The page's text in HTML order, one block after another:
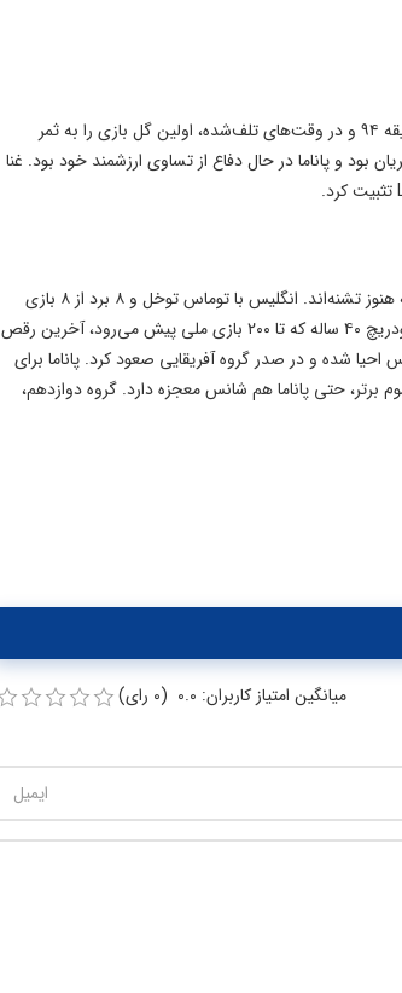
تیم ملی غنا با هدایت کارلوس کی‌روش، در یک بازی پایاپای و نفس‌گیر، موفق شد در دقیقه ۹۴ و در وقت‌های تلف‌شده، اولین گل بازی را به ثمر
بود و پاناما در حال دفاع از تساوی ارزشمند خود بود. غنا
گروه دوازدهم جام جهانی ۲۰۲۶ صحنه تقابل یک غول بیدار شده با کهنه‌سربازانی است که هنوز تشنه‌اند. انگلیس با توماس توخل و ۸ برد از ۸ بازی
بدون گل خورده، با هری کین و جود بلینگام آماده‌ترین تیم گروه است. کرواسی با لوکا مودریچ ۴۰ ساله که تا ۲۰۰ بازی ملی پیش می‌رود، آخرین رقص
شده و در صدر گروه آفریقایی صعود کرد. پاناما برای
حتی پاناما هم شانس معجزه دارد. گروه دوازدهم،
میانگین امتیاز کاربران: 0.0 (0 رای)